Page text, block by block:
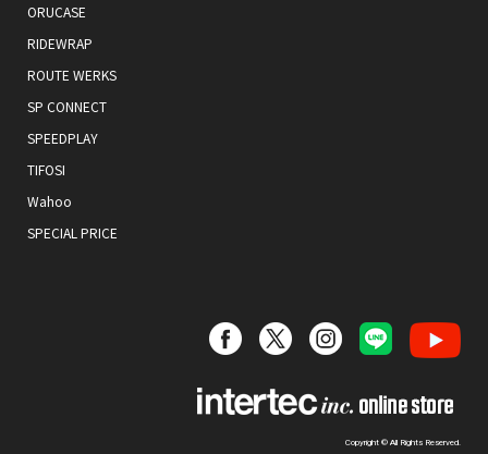
ORUCASE
RIDEWRAP
ROUTE WERKS
SP CONNECT
SPEEDPLAY
TIFOSI
Wahoo
SPECIAL PRICE
Copyright © All Rights Reserved.